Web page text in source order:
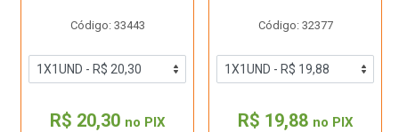
Código: 33443
R$ 20,30 no PIX
Código: 32377
R$ 19,88 no PIX